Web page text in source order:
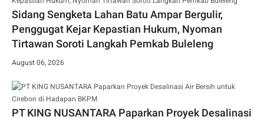
Sidang Sengketa Lahan Batu Ampar Bergulir,
Penggugat Kejar Kepastian Hukum, Nyoman
Tirtawan Soroti Langkah Pemkab Buleleng
August 06, 2026
PT KING NUSANTARA Paparkan Proyek Desalinasi